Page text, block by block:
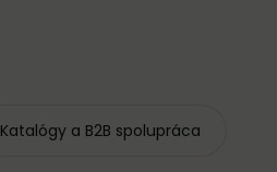
Katalógy a B2B spolupráca